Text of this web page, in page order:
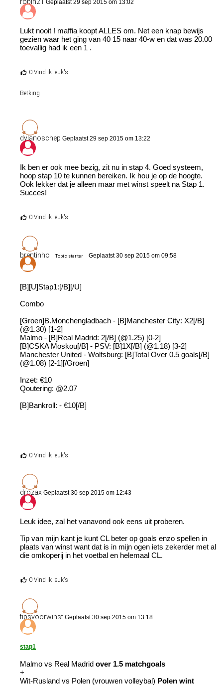
robin21 Geplaatst 29 sep 2015 om 13:02
Lukt nooit ! maffia koopt ALLES om. Net een knap bewijs
gezien waar het ging van 40 15 naar 40-w en dat was 20.00
toevallig had ik een 1 .
0 Vind ik leuk's
Betking
dylanoschep Geplaatst 29 sep 2015 om 13:22
Ik ben er ook mee bezig, zit nu in stap 4. Goed systeem,
hoop stap 10 te kunnen bereiken. Ik hou je op de hoogte.
Ook lekker dat je alleen maar met winst speelt na Stap 1.
Succes!
0 Vind ik leuk's
brentinho Topic starter Geplaatst 30 sep 2015 om 09:58
[B][U]Stap1:[/B][/U]
Combo
[Groen]B.Monchengladbach - [B]Manchester City: X2[/B]
(@1.30) [1-2]
Malmo - [B]Real Madrid: 2[/B] (@1.25) [0-2]
[B]CSKA Moskou[/B] - PSV: [B]1X[/B] (@1.18) [3-2]
Manchester United - Wolfsburg: [B]Total Over 0.5 goals[/B]
(@1.08) [2-1][/Groen]
Inzet: €10
Qoutering: @2.07
[B]Bankroll: - €10[/B]
0 Vind ik leuk's
drozax Geplaatst 30 sep 2015 om 12:43
Leuk idee, zal het vanavond ook eens uit proberen.
Tip van mijn kant je kunt CL beter op goals enzo spellen in
plaats van winst want dat is in mijn ogen iets zekerder met al
die omkoperij in het voetbal en helemaal CL.
0 Vind ik leuk's
tipsvoorwinst Geplaatst 30 sep 2015 om 13:18
stap1
Malmo vs Real Madrid over 1.5 matchgoals
+
Wit-Rusland vs Polen (vrouwen volleybal) Polen wint